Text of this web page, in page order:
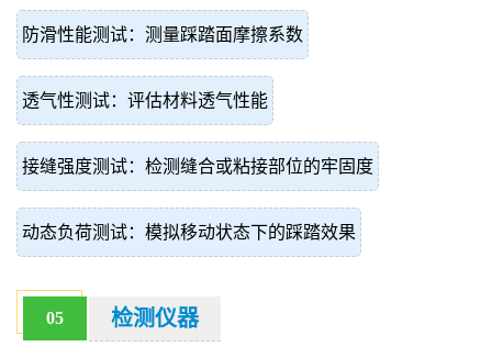
防滑性能测试：测量踩踏面摩擦系数
透气性测试：评估材料透气性能
接缝强度测试：检测缝合或粘接部位的牢固度
动态负荷测试：模拟移动状态下的踩踏效果
05 检测仪器